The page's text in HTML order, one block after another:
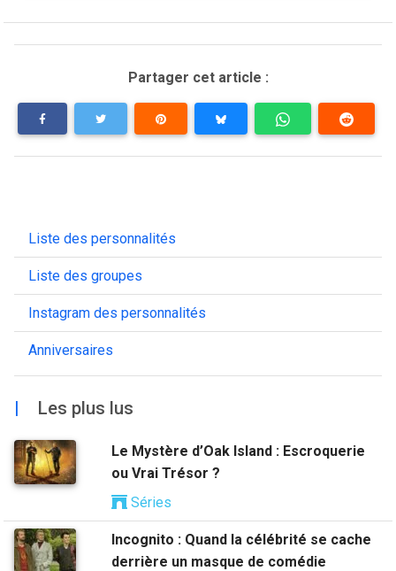
Partager cet article :
Liste des personnalités
Liste des groupes
Instagram des personnalités
Anniversaires
| Les plus lus
Le Mystère d’Oak Island : Escroquerie
ou Vrai Trésor ?
Séries
Incognito : Quand la célébrité se cache
derrière un masque de comédie